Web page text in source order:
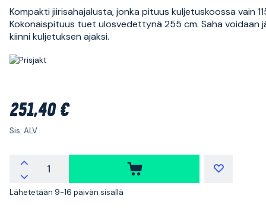
Kompakti jiirisahajalusta, jonka pituus kuljetuskoossa vain
Kokonaispituus tuet ulosvedettynä 255 cm. Saha voidaan
kiinni kuljetuksen ajaksi.
251,40 €
Sis. ALV
Lähetetään 9-16 päivän sisällä